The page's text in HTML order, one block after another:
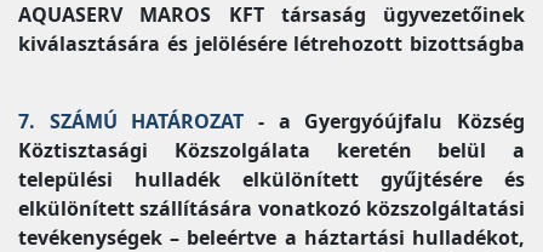
AQUASERV MAROS KFT társaság ügyvezetőinek
kiválasztására és jelölésére létrehozott bizottságba
7. SZÁMÚ HATÁROZAT - a Gyergyóújfalu Község
Köztisztasági Közszolgálata keretén belül a
települési hulladék elkülönített gyűjtésére és
elkülönített szállítására vonatkozó közszolgáltatási
tevékenységek – beleértve a háztartási hulladékot,